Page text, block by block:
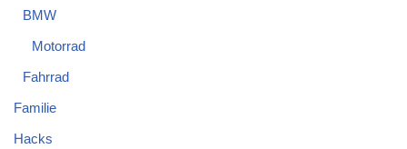
BMW
Motorrad
Fahrrad
Familie
Hacks